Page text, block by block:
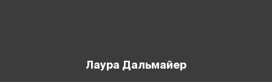
Лаура Дальмайер